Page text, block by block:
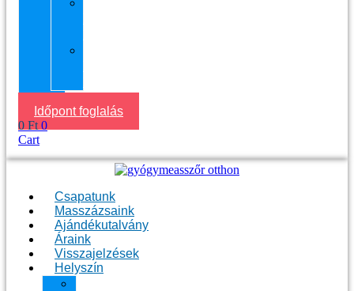
Időpont foglalás
0 Ft 0
Cart
Csapatunk
Masszázsaink
Ajándékutalvány
Áraink
Visszajelzések
Helyszín